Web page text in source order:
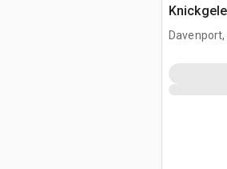
Davenport,